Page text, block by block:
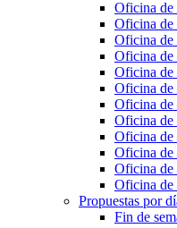
Oficina de
Oficina de
Oficina de
Oficina de
Oficina de
Oficina de
Oficina de
Oficina de
Oficina de
Oficina de
Oficina de
Oficina de
Propuestas por
Fin de